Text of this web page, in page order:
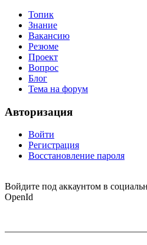
Топик
Знание
Вакансию
Резюме
Проект
Вопрос
Блог
Тема на форум
Авторизация
Войти
Регистрация
Восстановление пароля
Войдите под аккаунтом в
OpenId